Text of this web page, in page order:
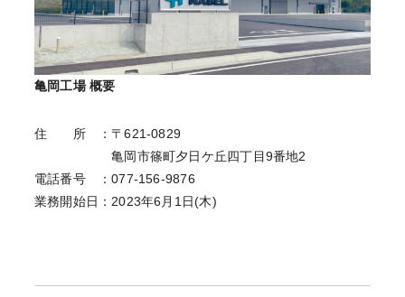
亀岡工場 概要
住 所 ：〒621‐0829
亀岡市篠町夕日ケ丘四丁目9番地2
電話番号 ：077-156-9876
業務開始日：2023年6月1日(木)